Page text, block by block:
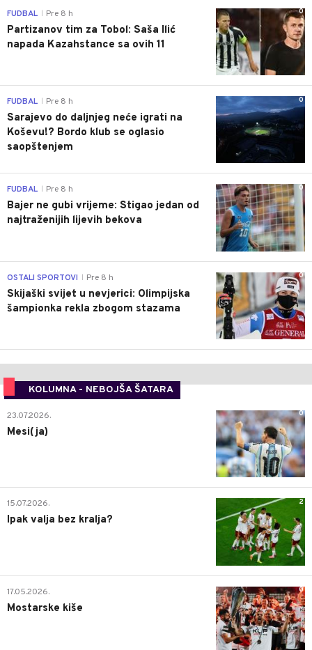
0
FUDBAL Pre 8 h
Partizanov tim za Tobol: Saša Ilić
napada Kazahstance sa ovih 11
0
FUDBAL Pre 8 h
Sarajevo do daljnjeg neće igrati na
Koševu!? Bordo klub se oglasio
saopštenjem
0
FUDBAL Pre 8 h
Bajer ne gubi vrijeme: Stigao jedan od
najtraženijih lijevih bekova
0
OSTALI SPORTOVI Pre 8 h
Skijaški svijet u nevjerici: Olimpijska
šampionka rekla zbogom stazama
KOLUMNA - NEBOJŠA ŠATARA
0
23.07.2026.
Mesi(ja)
2
15.07.2026.
Ipak valja bez kralja?
0
17.05.2026.
Mostarske kiše